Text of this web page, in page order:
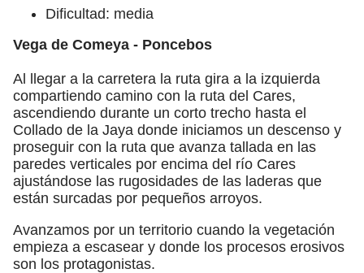
Dificultad: media
Vega de Comeya - Poncebos
Al llegar a la carretera la ruta gira a la izquierda
compartiendo camino con la ruta del Cares,
ascendiendo durante un corto trecho hasta el
Collado de la Jaya donde iniciamos un descenso y
proseguir con la ruta que avanza tallada en las
paredes verticales por encima del río Cares
ajustándose las rugosidades de las laderas que
están surcadas por pequeños arroyos.
Avanzamos por un territorio cuando la vegetación
empieza a escasear y donde los procesos erosivos
son los protagonistas.